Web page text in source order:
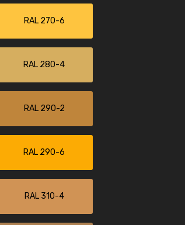
RAL 270-6
RAL 280-4
RAL 290-2
RAL 290-6
RAL 310-4